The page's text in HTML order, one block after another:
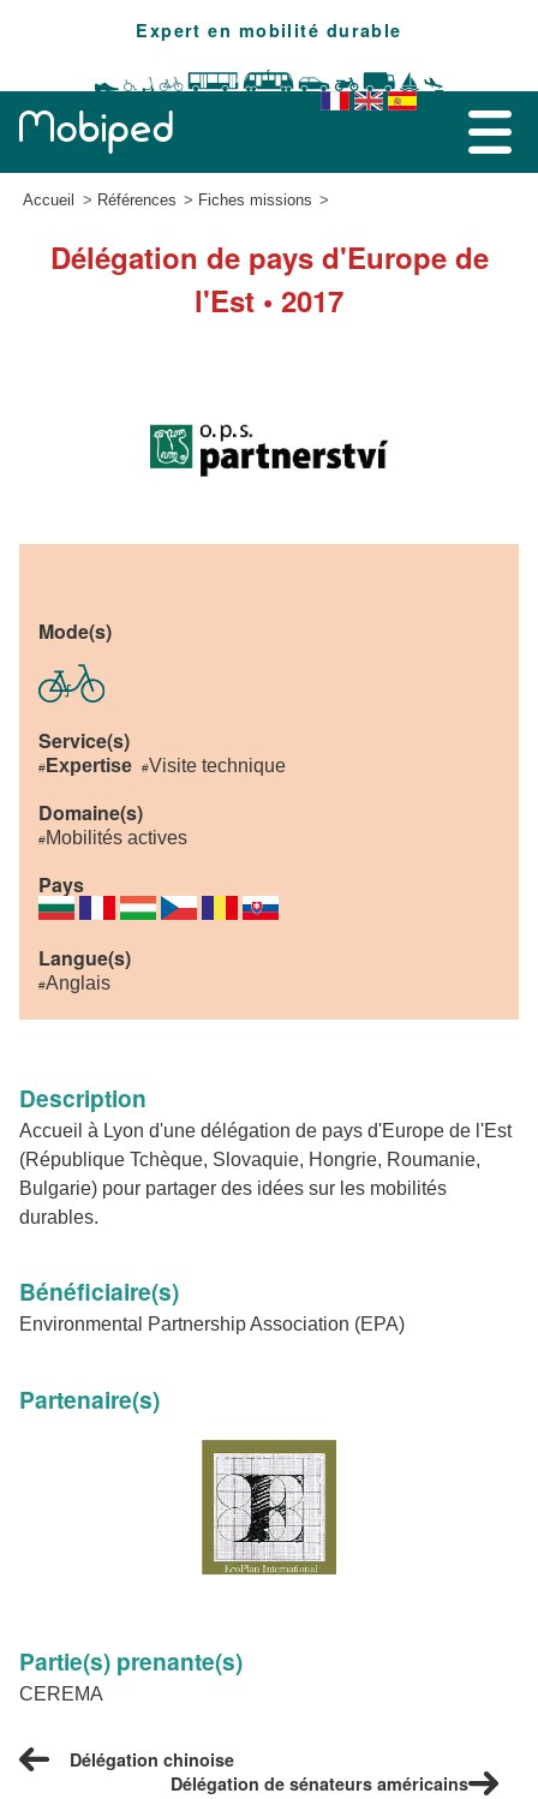
Expert en mobilité durable
Accueil Références Fiches missions
Délégation de pays d'Europe de
l'Est • 2017
Mode(s)
Service(s)
# Expertise #Visite technique
Domaine(s)
#Mobilités actives
Pays
Langue(s)
#Anglais
Description
Accueil à Lyon d'une délégation de pays d'Europe de l'Est
(République Tchèque, Slovaquie, Hongrie, Roumanie,
Bulgarie) pour partager des idées sur les mobilités
durables.
Bénéficiaire(s)
Environmental Partnership Association (EPA)
Partenaire(s)
Partie(s) prenante(s)
CEREMA
Délégation chinoise
Délégation de sénateurs américains